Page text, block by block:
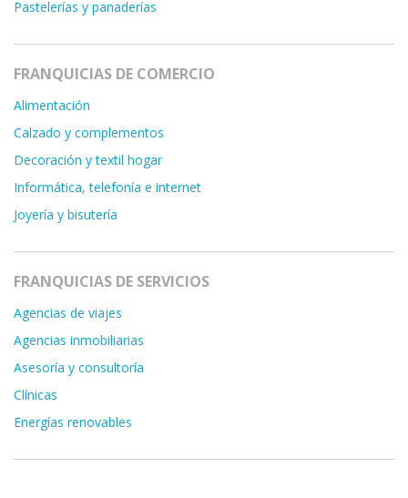
Pastelerías y panaderías
FRANQUICIAS DE COMERCIO
Alimentación
Calzado y complementos
Decoración y textil hogar
Informática, telefonía e internet
Joyería y bisutería
FRANQUICIAS DE SERVICIOS
Agencias de viajes
Agencias inmobiliarias
Asesoría y consultoría
Clínicas
Energías renovables